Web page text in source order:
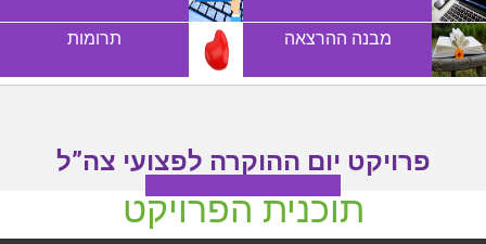
You are here:
פרויקט יום ההוקרה לפצועי צה”ל
מבנה ההרצאה תרומות
תוכנית הפרויקט